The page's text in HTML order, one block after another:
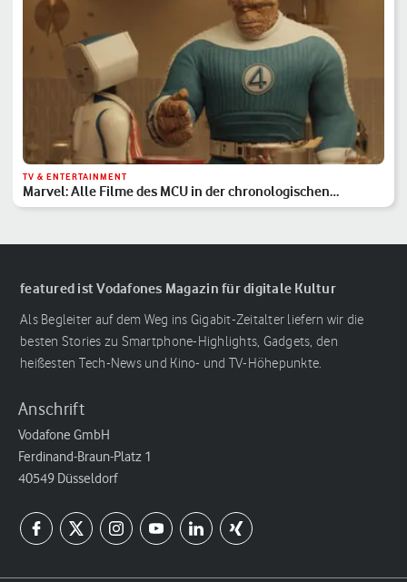
TV & ENTERTAINMENT
Marvel: Alle Filme des MCU in der chronologischen
Reihenfolge
featured ist Vodafones Magazin für digitale Kultur
Als Begleiter auf dem Weg ins Gigabit-Zeitalter liefern wir die
besten Stories zu Smartphone-Highlights, Gadgets, den
heißesten Tech-News und Kino- und TV-Höhepunkte.
Anschrift
Vodafone GmbH
Ferdinand-Braun-Platz 1
40549 Düsseldorf